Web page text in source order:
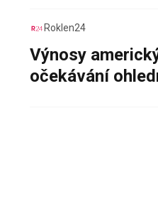
Roklen24
Výnosy
očekávání